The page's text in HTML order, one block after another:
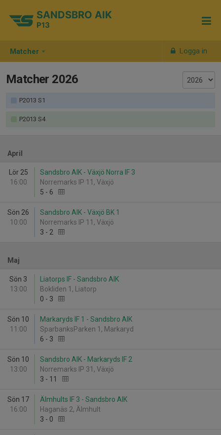
Matcher Logga in
SANDSBRO AIK
P13
Matcher 2026
P2013 S1
P2013 S4
April
Lör 25
16:00
Sandsbro AIK - Växjö Norra IF 3
Norremarks IP 11, Växjö
5 - 6
Sön 26
10:00
Sandsbro AIK - Växjö BK 1
Norremarks IP 11, Växjö
3 - 2
Maj
Sön 3
13:00
Liatorps IF - Sandsbro AIK
Bokliden 1, Liatorp
0 - 3
Sön 10
11:00
Markaryds IF 1 - Sandsbro AIK
SparbanksParken 1, Markaryd
6 - 3
Sön 10
13:00
Sandsbro AIK - Markaryds IF 2
Norremarks IP 31, Växjö
3 - 11
Sön 17
16:00
Älmhults IF 3 - Sandsbro AIK
Haganäs 2, Älmhult
3 - 0